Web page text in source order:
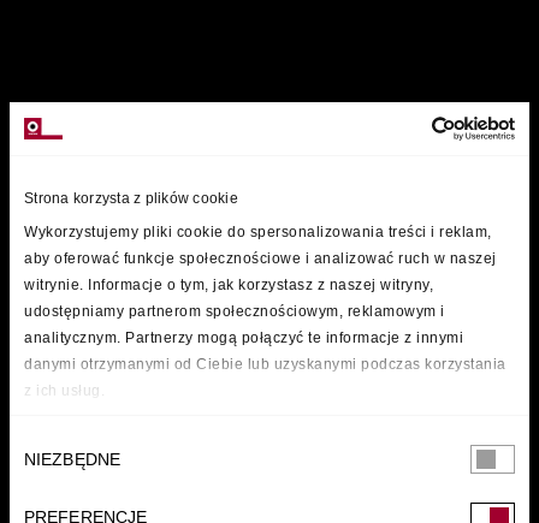
Strona korzysta z plików cookie
Wykorzystujemy pliki cookie do spersonalizowania treści i reklam,
aby oferować funkcje społecznościowe i analizować ruch w naszej
witrynie. Informacje o tym, jak korzystasz z naszej witryny,
udostępniamy partnerom społecznościowym, reklamowym i
analitycznym. Partnerzy mogą połączyć te informacje z innymi
danymi otrzymanymi od Ciebie lub uzyskanymi podczas korzystania
z ich usług.
zgody
NIEZBĘDNE
PREFERENCJE